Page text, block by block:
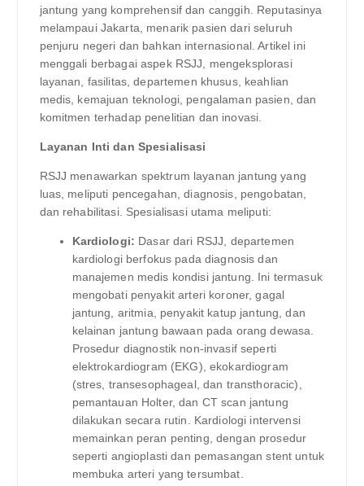
jantung yang komprehensif dan canggih. Reputasinya
melampaui Jakarta, menarik pasien dari seluruh
penjuru negeri dan bahkan internasional. Artikel ini
menggali berbagai aspek RSJJ, mengeksplorasi
layanan, fasilitas, departemen khusus, keahlian
medis, kemajuan teknologi, pengalaman pasien, dan
komitmen terhadap penelitian dan inovasi.
Layanan Inti dan Spesialisasi
RSJJ menawarkan spektrum layanan jantung yang
luas, meliputi pencegahan, diagnosis, pengobatan,
dan rehabilitasi. Spesialisasi utama meliputi:
Kardiologi: Dasar dari RSJJ, departemen
kardiologi berfokus pada diagnosis dan
manajemen medis kondisi jantung. Ini termasuk
mengobati penyakit arteri koroner, gagal
jantung, aritmia, penyakit katup jantung, dan
kelainan jantung bawaan pada orang dewasa.
Prosedur diagnostik non-invasif seperti
elektrokardiogram (EKG), ekokardiogram
(stres, transesophageal, dan transthoracic),
pemantauan Holter, dan CT scan jantung
dilakukan secara rutin. Kardiologi intervensi
memainkan peran penting, dengan prosedur
seperti angioplasti dan pemasangan stent untuk
membuka arteri yang tersumbat.